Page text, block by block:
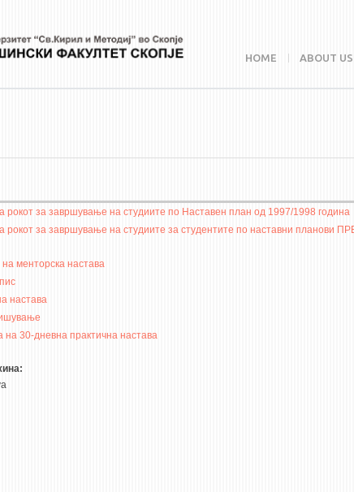
HOME ABOUT US
рокот за завршување на студиите по Наставен план од 1997/1998 година
рокот за завршување на студиите за студентите по наставни планови
менторска настава
настава
на 30-дневна практична настава